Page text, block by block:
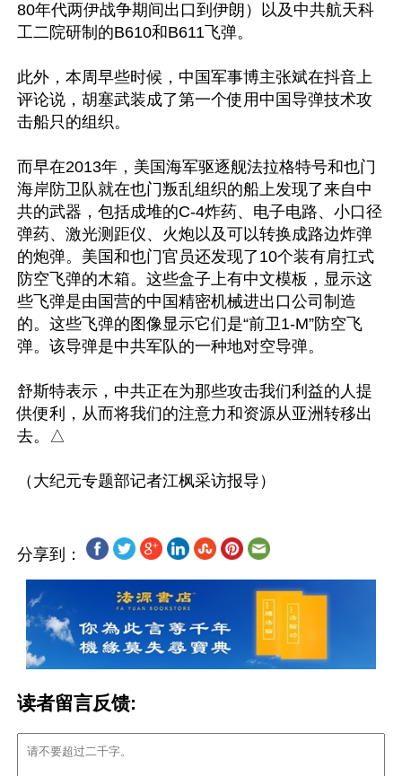
80年代两伊战争期间出口到伊朗）以及中共航天科
工二院研制的B610和B611飞弹。
此外，本周早些时候，中国军事博主张斌在抖音上
评论说，胡塞武装成了第一个使用中国导弹技术攻
击船只的组织。
而早在2013年，美国海军驱逐舰法拉格特号和也门
海岸防卫队就在也门叛乱组织的船上发现了来自中
共的武器，包括成堆的C-4炸药、电子电路、小口径
弹药、激光测距仪、火炮以及可以转换成路边炸弹
的炮弹。美国和也门官员还发现了10个装有肩扛式
防空飞弹的木箱。这些盒子上有中文模板，显示这
些飞弹是由国营的中国精密机械进出口公司制造
的。这些飞弹的图像显示它们是“前卫1-M”防空飞
弹。该导弹是中共军队的一种地对空导弹。
舒斯特表示，中共正在为那些攻击我们利益的人提
供便利，从而将我们的注意力和资源从亚洲转移出
去。△
分享到：
读者留言反馈: